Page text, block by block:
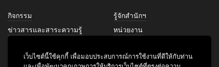
กิจกรรม
ข่าวสารและสาระความรู้
ศิลปวัฒนธรรม
รู้จักสำนักฯ
หน่วยงาน
บริการของเรา
เว็บไซต์นี้ใช้คุกกี้ เพื่อมอบประสบการณ์การใช้งานที่ดีให้กับท่าน